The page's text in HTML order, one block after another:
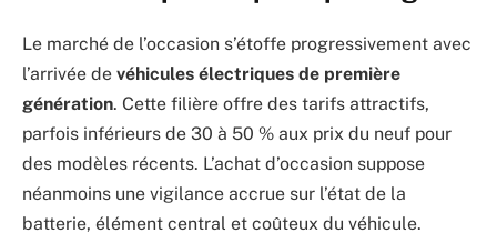
Le marché de l’occasion s’étoffe progressivement avec
l’arrivée de véhicules électriques de première
génération. Cette filière offre des tarifs attractifs,
parfois inférieurs de 30 à 50 % aux prix du neuf pour
des modèles récents. L’achat d’occasion suppose
néanmoins une vigilance accrue sur l’état de la
batterie, élément central et coûteux du véhicule.